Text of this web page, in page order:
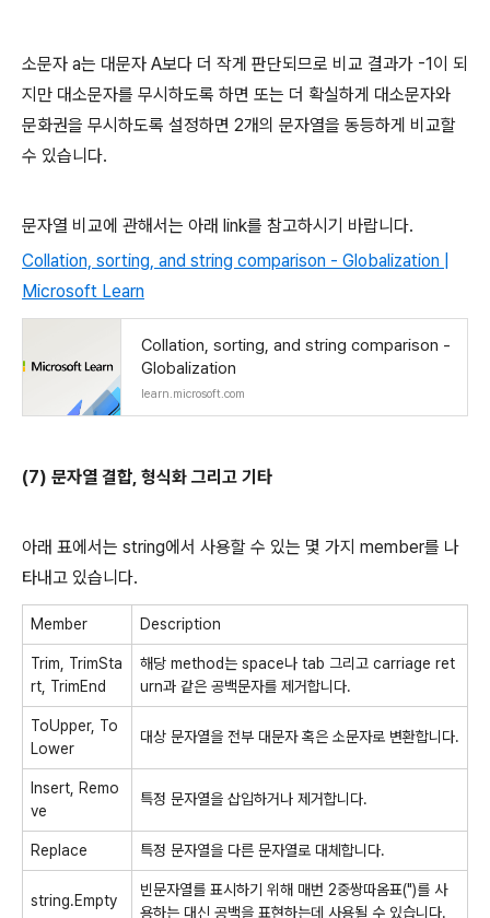
소문자 a는 대문자 A보다 더 작게 판단되므로 비교 결과가 -1이 되
지만 대소문자를 무시하도록 하면 또는 더 확실하게 대소문자와
문화권을 무시하도록 설정하면 2개의 문자열을 동등하게 비교할
수 있습니다.
문자열 비교에 관해서는 아래 link를 참고하시기 바랍니다.
Collation, sorting, and string comparison - Globalization |
Microsoft Learn
Collation, sorting, and string comparison -
Globalization
learn.microsoft.com
(7) 문자열 결합, 형식화 그리고 기타
아래 표에서는 string에서 사용할 수 있는 몇 가지 member를 나
타내고 있습니다.
Member Description
Trim, TrimSta
rt, TrimEnd
해당 method는 space나 tab 그리고 carriage ret
urn과 같은 공백문자를 제거합니다.
ToUpper, To
Lower
대상 문자열을 전부 대문자 혹은 소문자로 변환합니다.
Insert, Remo
ve
특정 문자열을 삽입하거나 제거합니다.
Replace 특정 문자열을 다른 문자열로 대체합니다.
string.Empty
빈문자열를 표시하기 위해 매번 2중쌍따옴표(")를 사
용하는 대신 공백을 표현하는데 사용될 수 있습니다.